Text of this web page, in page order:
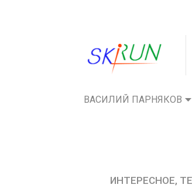
ВАСИЛИЙ ПАРНЯКОВ
ИНТЕРЕСНОЕ